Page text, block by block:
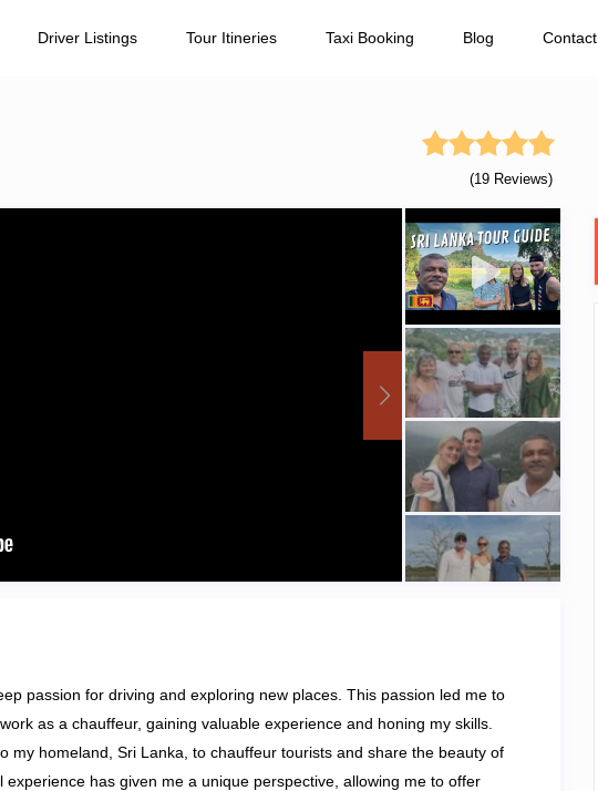
Driver Listings Tour Itineries Taxi Booking Blog Contact
(19 Reviews)
passion for driving and exploring new places. This passion led me to
as a chauffeur, gaining valuable experience and honing my skills.
my homeland, Sri Lanka, to chauffeur tourists and share the beauty of
has given me a unique perspective, allowing me to offer